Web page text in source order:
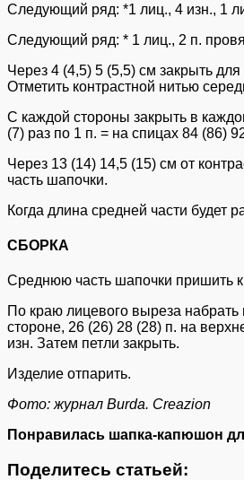
Следующий ряд: *1 лиц., 4 изн., 1
Следующий ряд: * 1 лиц., 2 п.
Через 4 (4,5) 5 (5,5) см закрыть
Отметить контрастной нитью
С каждой стороны закрыть в
(7) раз по 1 п. = на спицах 84 (86)
Через 13 (14) 14,5 (15) см от
часть шапочки.
Когда длина средней части будет
СБОРКА
Среднюю часть шапочки пришить
По краю лицевого выреза
стороне, 26 (26) 28 (28) п. на
изн. Затем петли закрыть.
Изделие отпарить.
Фото: журнал Burda. Creazion
Понравилась шапка-капюшон
Поделитесь статьей: